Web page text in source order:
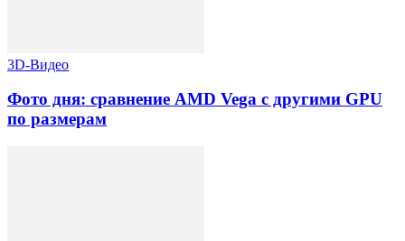
3D-Видео
Фото дня: сравнение AMD Vega с другими GPU
по размерам